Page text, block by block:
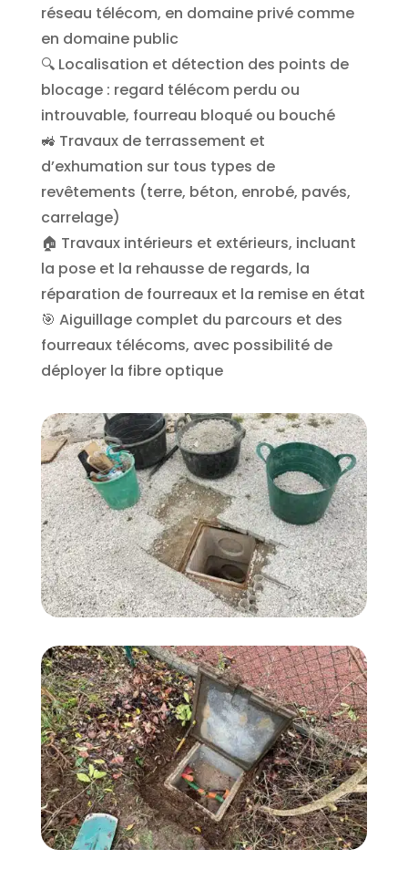
réseau télécom, en domaine privé comme
en domaine public
🔍 Localisation et détection des points de
blocage : regard télécom perdu ou
introuvable, fourreau bloqué ou bouché
🚜 Travaux de terrassement et
d’exhumation sur tous types de
revêtements (terre, béton, enrobé, pavés,
carrelage)
🏠 Travaux intérieurs et extérieurs, incluant
la pose et la rehausse de regards, la
réparation de fourreaux et la remise en état
🎯 Aiguillage complet du parcours et des
fourreaux télécoms, avec possibilité de
déployer la fibre optique